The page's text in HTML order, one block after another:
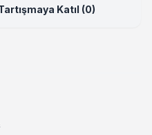
Katıl (0)